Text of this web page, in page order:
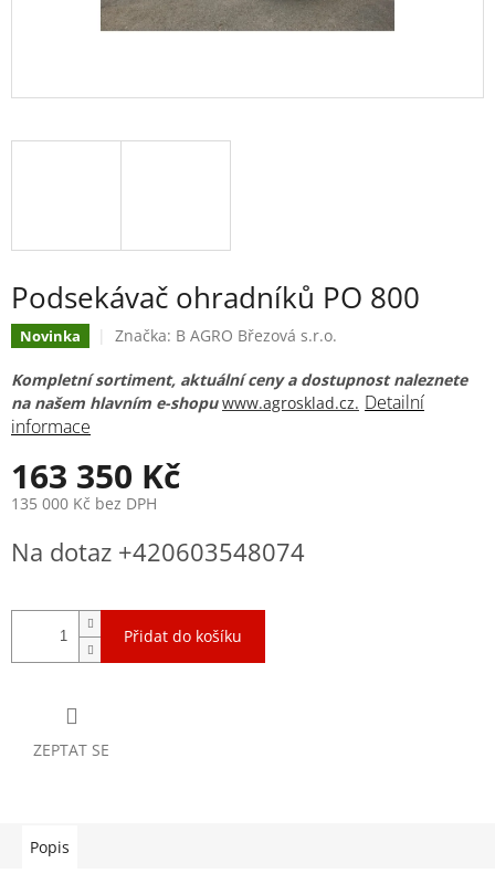
Podsekávač ohradníků PO 800
Novinka Značka: B AGRO Březová s.r.o.
Kompletní sortiment, aktuální ceny a dostupnost naleznete
na našem hlavním e-shopu www.agrosklad.cz. Detailní
informace
163 350 Kč
135 000 Kč bez DPH
cena:
Na dotaz +420603548074
Přidat do košíku
ZEPTAT SE
Popis